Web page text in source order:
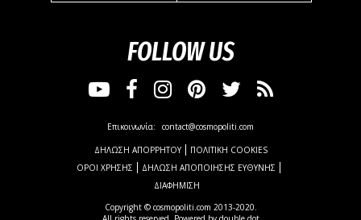
FOLLOW US
Copyright © cosmopoliti.com 2013-2020.
Επικοινωνία: contact@cosmopoliti.com
ΔΗΛΩΣΗ ΑΠΟΡΡΗΤΟΥ
ΠΟΛΙΤΙΚΗ COOKIES
ΟΡΟΙ ΧΡΗΣΗΣ
ΔΗΛΩΣΗ ΑΠΟΠΟΙΗΣΗΣ ΕΥΘΥΝΗΣ
ΔΙΑΦΗΜΙΣΗ